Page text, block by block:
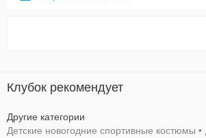
Клубок рекомендует
Другие категории
Детские новогодние спортивные костюмы •